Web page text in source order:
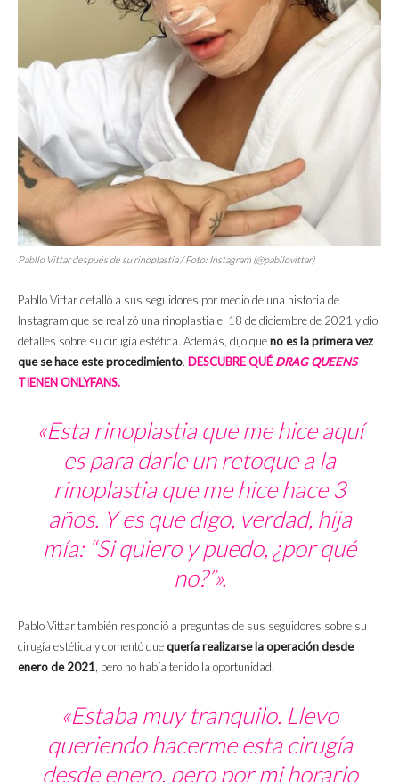
Pabllo Vittar después de su rinoplastia / Foto: Instagram (@pabllovittar)
Pabllo Vittar detalló a sus seguidores por medio de una historia de
Instagram que se realizó una rinoplastia el 18 de diciembre de 2021 y dio
detalles sobre su cirugía estética. Además, dijo queno es la primera vez
que se hace este procedimiento. DESCUBRE QUÉ DRAG QUEENS
TIENEN ONLYFANS.
«Esta rinoplastia que me hice aquí
es para darle un retoque a la
rinoplastia que me hice hace 3
años. Y es que digo, verdad, hija
mía: “Si quiero y puedo, ¿por qué
no?”».
Pablo Vittar también respondió a preguntas de sus seguidores sobre su
cirugía estética y comentó quequería realizarse la operación desde
enero de 2021 , pero no había tenido la oportunidad.
«Estaba muy tranquilo. Llevo
queriendo hacerme esta cirugía
desde enero, pero por mi horario